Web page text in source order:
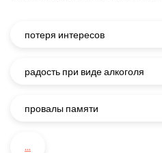
потеря интересов
радость при виде алкоголя
провалы памяти
...